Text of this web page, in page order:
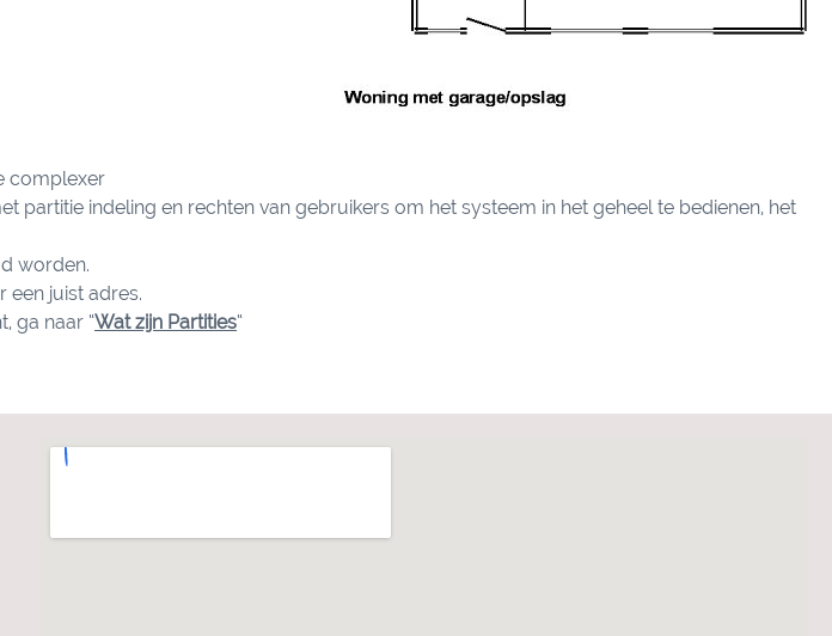
complexer
partitie indeling en rechten van gebruikers om het systeem in het geheel te bedienen, het
worden.
een juist adres.
ga naar “Wat zijn Partities“